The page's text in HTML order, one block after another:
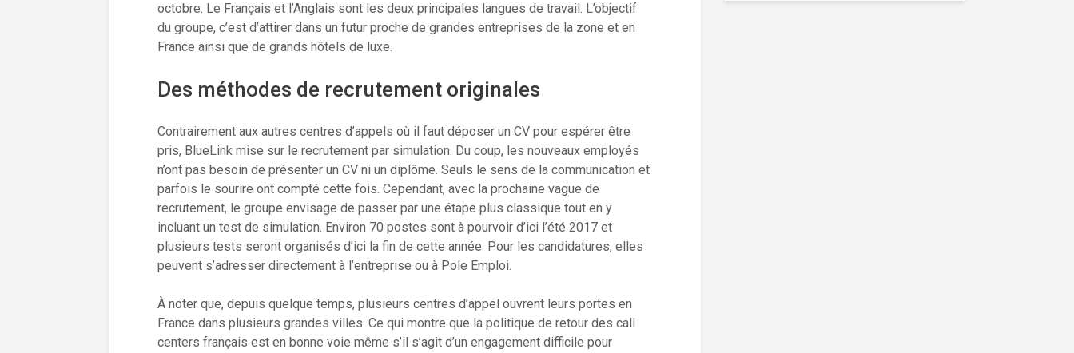
octobre. Le Français et l’Anglais sont les deux principales langues de travail. L’objectif
du groupe, c’est d’attirer dans un futur proche de grandes entreprises de la zone et en
France ainsi que de grands hôtels de luxe.
Des méthodes de recrutement originales
Contrairement aux autres centres d’appels où il faut déposer un CV pour espérer être
pris, BlueLink mise sur le recrutement par simulation. Du coup, les nouveaux employés
n’ont pas besoin de présenter un CV ni un diplôme. Seuls le sens de la communication et
parfois le sourire ont compté cette fois. Cependant, avec la prochaine vague de
recrutement, le groupe envisage de passer par une étape plus classique tout en y
incluant un test de simulation. Environ 70 postes sont à pourvoir d’ici l’été 2017 et
plusieurs tests seront organisés d’ici la fin de cette année. Pour les candidatures, elles
peuvent s’adresser directement à l’entreprise ou à Pole Emploi.
À noter que, depuis quelque temps, plusieurs centres d’appel ouvrent leurs portes en
France dans plusieurs grandes villes. Ce qui montre que la politique de retour des call
centers français est en bonne voie même s’il s’agit d’un engagement difficile pour